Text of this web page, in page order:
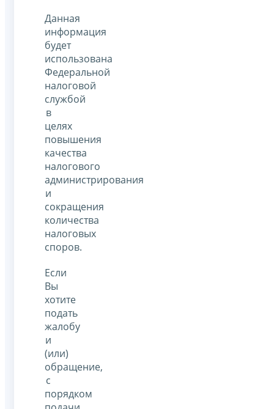
Данная
информация
будет
использована
Федеральной
налоговой
службой
в
целях
повышения
качества
налогового
администрирования
и
сокращения
количества
налоговых
споров.
Если
Вы
хотите
подать
жалобу
и
(или)
обращение,
с
порядком